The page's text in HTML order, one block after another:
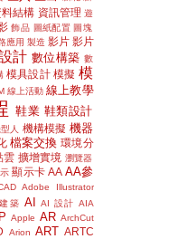
料結構 資訊管理 遊
飾品 圖紙配置 圖塊
應用 製造 影片 影片
計 數位構築 數
模具設計 模擬 模
線上活動 線上教學
鞋業 鞋類設計
人 機構模擬 機器
檔案交換 環境分
雲 擴增實境 瀏覽器
顯示卡 AA AA參
Adobe Illustrator
築 AI AI 設計 AIA
Apple AR ArchCut
Arion ART ARTC